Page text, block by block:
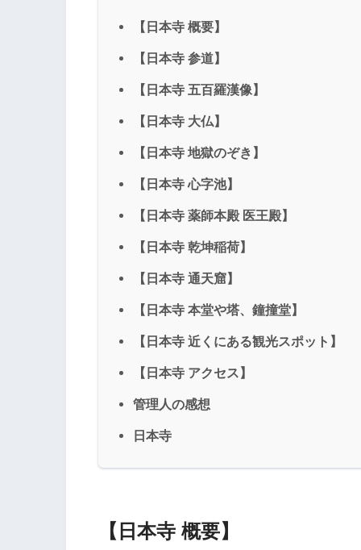
【日本寺 概要】
【日本寺 参道】
【日本寺 五百羅漢像】
【日本寺 大仏】
【日本寺 地獄のぞき】
【日本寺 心字池】
【日本寺 薬師本殿 医王殿】
【日本寺 乾坤稲荷】
【日本寺 通天窟】
【日本寺 本堂や塔、鐘撞堂】
【日本寺 近くにある観光スポット】
【日本寺 アクセス】
管理人の感想
日本寺
【日本寺 概要】